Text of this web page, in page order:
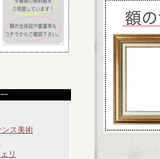
ンス美術
リ